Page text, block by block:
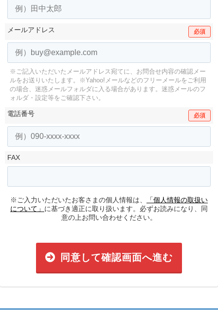
メールアドレス 必須
※ご記入いただいたメールアドレス宛てに、お問合せ内容の確認メー
ルをお送りいたします。
※Yahoo!メールなどのフリーメールをご利用
の場合、迷惑メールフォルダに入る場合があります。 迷惑メールのフ
ォルダ・設定等をご確認下さい。
電話番号 必須
FAX
※ご入力いただいたお客さまの個人情報は、
「個人情報の取扱い
について」 に基づき適正に取り扱います。必ずお読みになり、同
意の上お問い合わせください。
同意して確認画面へ進む